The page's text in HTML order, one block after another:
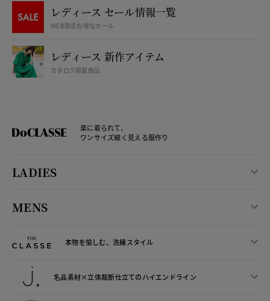
レディース セール情報一覧
WEB限定お得なセール
レディース 新作アイテム
カタログ掲載商品
楽に着られて、
ワンサイズ細く見える服作り
LADIES
MENS
本物を愉しむ、洗練スタイル
名品素材×立体裁断仕立てのハイエンドライン